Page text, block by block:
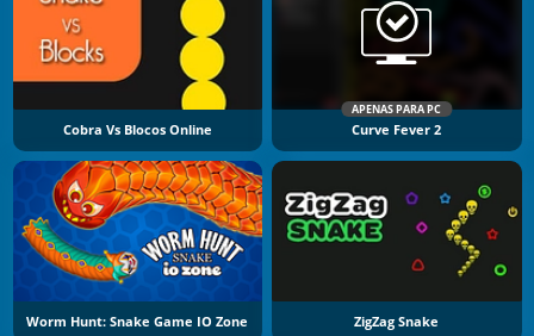
Cobra Vs Blocos Online
APENAS PARA PC
Curve Fever 2
Worm Hunt: Snake Game IO Zone ZigZag Snake